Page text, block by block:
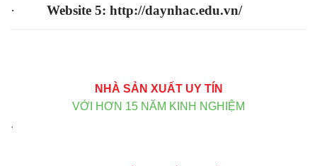
· Website 5: http://daynhac.edu.vn/
NHÀ SẢN XUẤT UY TÍN
VỚI HƠN 15 NĂM KINH NGHIỆM
.